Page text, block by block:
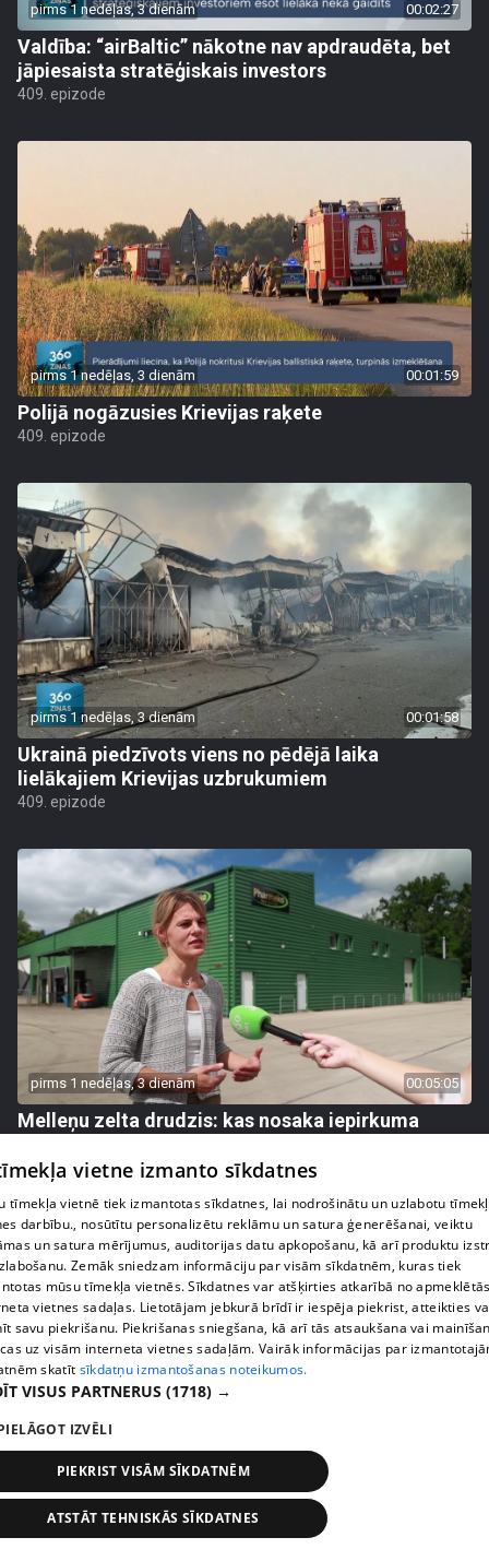
pirms 1 nedēļas, 3 dienām 00:02:27
Valdība: “airBaltic” nākotne nav apdraudēta, bet
jāpiesaista stratēģiskais investors
409. epizode
pirms 1 nedēļas, 3 dienām 00:01:59
Polijā nogāzusies Krievijas raķete
409. epizode
pirms 1 nedēļas, 3 dienām 00:01:58
Ukrainā piedzīvots viens no pēdējā laika
lielākajiem Krievijas uzbrukumiem
409. epizode
pirms 1 nedēļas, 3 dienām 00:05:05
Melleņu zelta drudzis: kas nosaka iepirkuma
409. epizode
pirms 1 nedēļas, 3 dienām
Ogas un sēnes šogad dārgākas, bet uzpirkšanas
punktos to krietni mazāk
vietne izmanto sīkdatnes
tīmekļa vietnē tiek izmantotas sīkdatnes, lai nodrošinātu un uzlabotu
darbību., nosūtītu personalizētu reklāmu un satura ģenerēšanai, veiktu
un satura mērījumus, auditorijas datu apkopošanu, kā arī produktu
Zemāk sniedzam informāciju par visām sīkdatnēm, kuras tiek
mūsu tīmekļa vietnēs. Sīkdatnes var atšķirties atkarībā no
vietnes sadaļas. Lietotājam jebkurā brīdī ir iespēja piekrist, atteikties
savu piekrišanu. Piekrišanas sniegšana, kā arī tās atsaukšana vai
uz visām interneta vietnes sadaļām. Vairāk informācijas par
skatīt sīkdatņu izmantošanas noteikumos.
VISUS PARTNERUS (1718) →
IZVĒLI
PIEKRIST VISĀM SĪKDATNĒM
ATSTĀT TEHNISKĀS SĪKDATNES